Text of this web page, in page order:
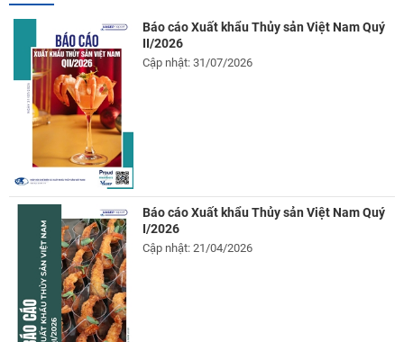
Báo cáo Xuất khẩu Thủy sản Việt Nam Quý
II/2026
Cập nhật: 31/07/2026
Báo cáo Xuất khẩu Thủy sản Việt Nam Quý
I/2026
Cập nhật: 21/04/2026